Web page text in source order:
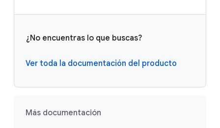
¿No encuentras lo que buscas?
Ver toda la documentación del producto
Más documentación